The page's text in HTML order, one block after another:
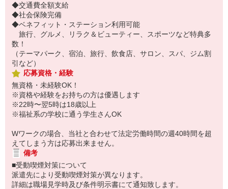
◆交通費全額支給
◆社会保険完備
◆ベネフィット・ステーション利用可能
旅行、グルメ、リラク＆ビューティー、スポーツなど特典多
数！
（テーマパーク、宿泊、旅行、飲食店、サロン、スパ、ジム割
引など）
応募資格・経験
無資格・未経験OK！
※資格や経験をお持ちの方は優遇します
※22時〜翌5時は18歳以上
※福祉系の学校に通う学生さんOK
Wワークの場合、当社と合わせて法定労働時間の週40時間を超
えてしまう方は応募出来ません。
備考
■受動喫煙対策について
派遣先により受動喫煙対策が異なります。
詳細は職場見学時及び条件明示書にて通知致します。